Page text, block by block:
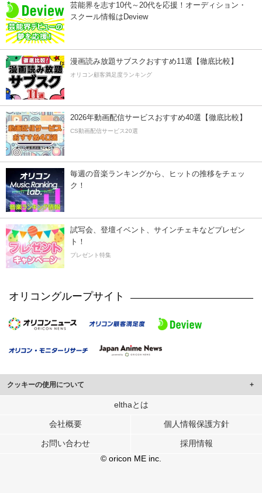
芸能界を志す10代～20代を応援！オーディション・
スクール情報はDeview
漫画読み放題サブスクおすすめ11選【徹底比較】
オリコン顧客満足度ランキング
2026年動画配信サービスおすすめ40選【徹底比較】
CS動画配信サービス20選
毎週の音楽ランキングから、ヒットの推移をチェッ
ク！
試写会、登壇イベント、サインチェキなどプレゼン
ト！
プレゼント特集
オリコングループサイト
クッキーの使用について
このサイトでは Cookie を使用して、ユーザーに合わせたコンテンツや広告の
行っています。
メディアや広告配信、データ解析の各パートナーに提供しています。
各パートナーは、この情報とユーザーが各パートナーに提供した他の情報や、
ユーザーが各パートナーのサービスを使用したときに収集した他の情報を組み
elthaとは
会社概要 個人情報保護方針
お問い合わせ
採用情報
© oricon ME inc.